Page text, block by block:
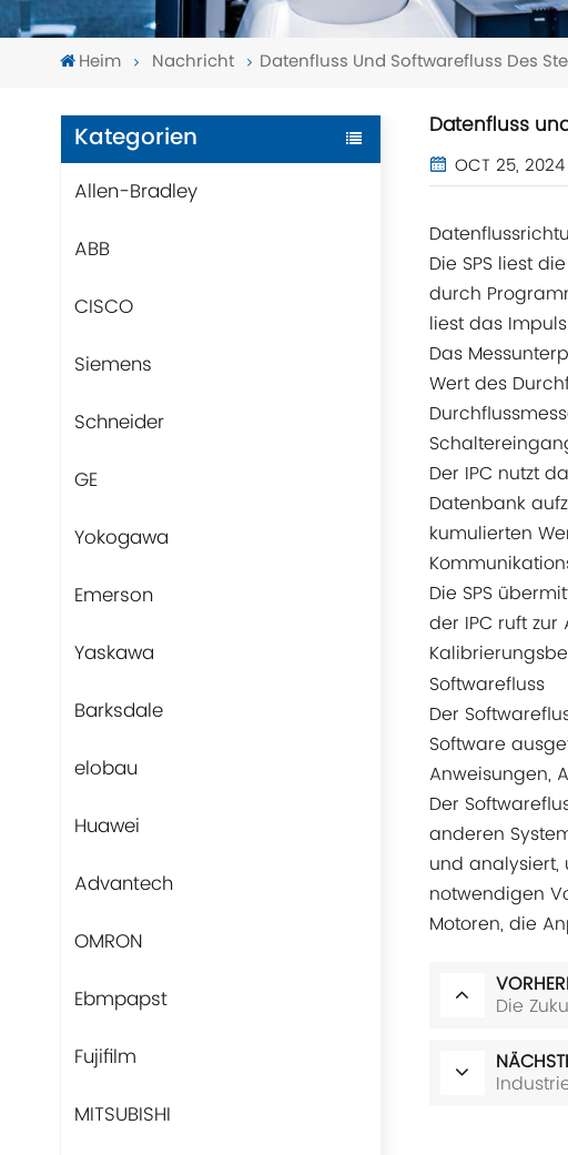
Heim Nachricht Datenfluss Und Softwarefluss Des
Kategorien
Allen-Bradley
ABB
CISCO
Siemens
Schneider
GE
Yokogawa
Emerson
Yaskawa
Barksdale
elobau
Huawei
Advantech
OMRON
Ebmpapst
Fujifilm
MITSUBISHI
Datenfluss
OCT 25, 2024
Die SPS liest
durch
liest das
Das
Wert des
Der IPC nutzt
Datenbank
kumulierten
Die SPS
der IPC ruft
Softwarefluss
Der
Software
Anweisungen,
Der
anderen
und analysiert,
notwendigen
Motoren, die
Die